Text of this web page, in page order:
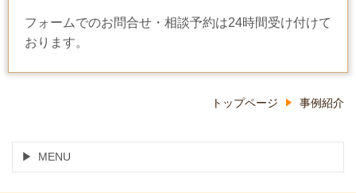
フォームでのお問合せ・相談予約は24時間受け付けて
おります。
トップページ 事例紹介
MENU